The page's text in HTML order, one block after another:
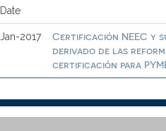
Date
Jan-2017
Certificación NEEC y
derivado de las
certificación para